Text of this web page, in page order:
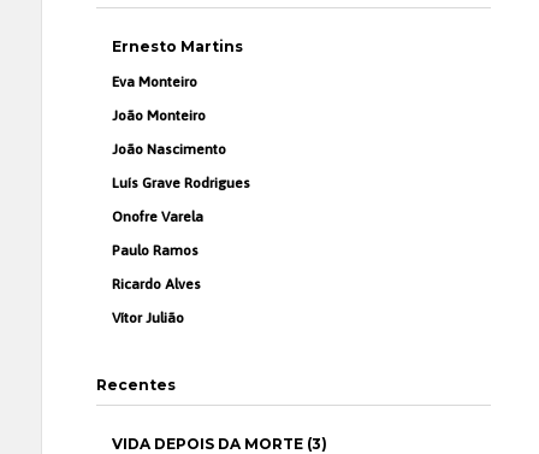
Ernesto Martins
Eva Monteiro
João Monteiro
João Nascimento
Luís Grave Rodrigues
Onofre Varela
Paulo Ramos
Ricardo Alves
Vítor Julião
Recentes
VIDA DEPOIS DA MORTE (3)